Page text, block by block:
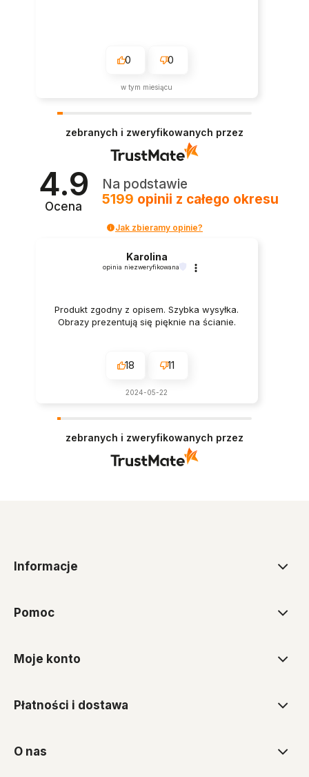
0 0
w tym miesiącu
zebranych i zweryfikowanych przez
4.9
Ocena
Na podstawie
5199 opinii z całego okresu
Jak zbieramy opinie?
Karolina
opinia niezweryfikowana
Produkt zgodny z opisem. Szybka wysyłka.
Obrazy prezentują się pięknie na ścianie.
18 11
2024-05-22
zebranych i zweryfikowanych przez
Informacje
Pomoc
Moje konto
Płatności i dostawa
O nas